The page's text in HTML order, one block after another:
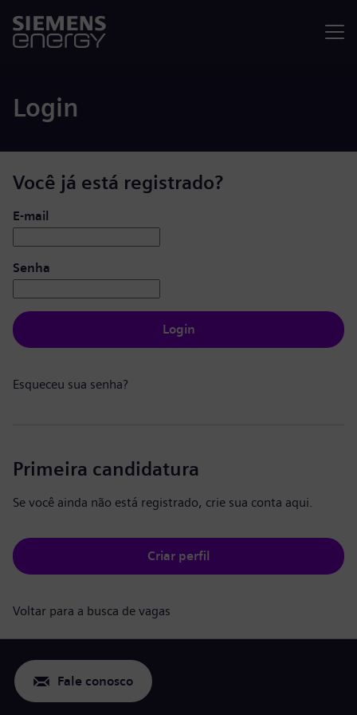
Login
Você já está registrado?
Login: usuário e senha
E-mail
Senha
Login
Esqueceu sua senha?
Primeira candidatura
Se você ainda não está registrado, crie sua conta aqui.
Criar perfil
Voltar para a busca de vagas
Fale conosco